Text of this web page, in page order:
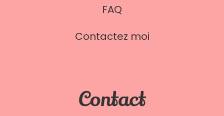
FAQ
Contactez moi
Contact